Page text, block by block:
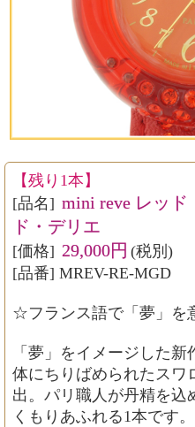
【残り1本】
[品名] mini reve レッ
ド・デリエ
[価格] 29,000円 (税別)
[品番] MREV-RE-MGD
☆フランス語で「夢」を
「夢」をイメージした
体にちりばめられたスワ
出。パリ職人が丹精を込
くもりあふれる1本です